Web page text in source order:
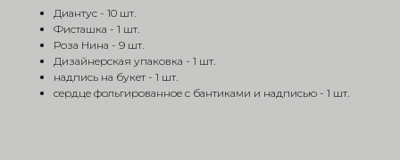
Диантус - 10 шт.
Фисташка - 1 шт.
Роза Нина - 9 шт.
Дизайнерская упаковка - 1 шт.
надпись на букет - 1 шт.
сердце фольгированное с бантиками и надписью - 1 шт.